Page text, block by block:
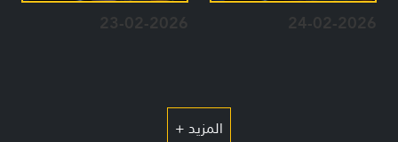
24-02-2026
23-02-2026
المزيد +